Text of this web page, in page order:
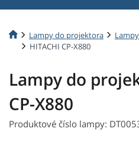
Lampy do projektora
HITACHI CP-X880
Lampy do
CP-X880
Produktové číslo lampy: